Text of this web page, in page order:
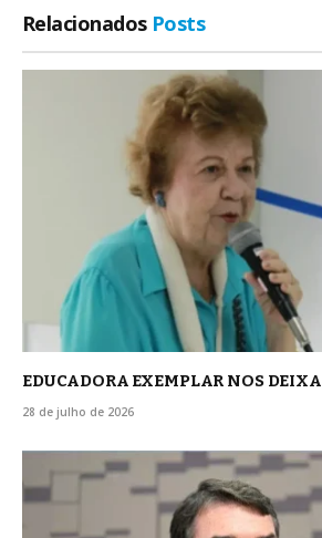
Relacionados Posts
EDUCADORA EXEMPLAR NOS DEIXA
28 de julho de 2026